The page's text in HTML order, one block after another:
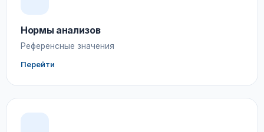
Нормы анализов
Референсные значения
Перейти